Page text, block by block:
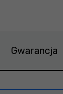
Gwarancja